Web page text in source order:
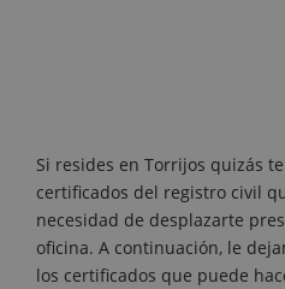
Si resides en Torrijos quizás
certificados del registro civil
necesidad de desplazarte
oficina. A continuación, le
los certificados que puede